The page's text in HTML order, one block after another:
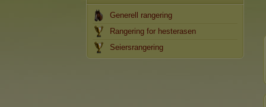
Generell rangering
Rangering for hesterasen
Seiersrangering